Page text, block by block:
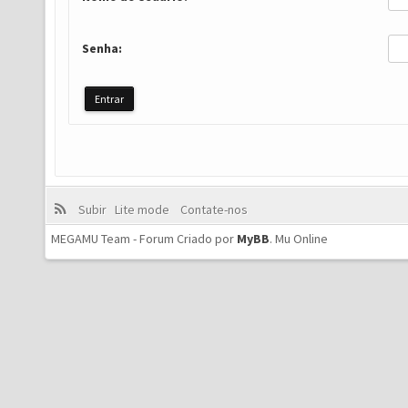
Senha:
Subir Lite mode
Contate-nos
MEGAMU Team - Forum Criado por MyBB. Mu Online